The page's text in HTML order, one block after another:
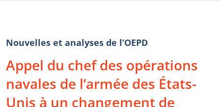
Nouvelles et analyses de l’OEPD
Appel du chef des opérations
navales de l’armée des États-
Unis à un changement de